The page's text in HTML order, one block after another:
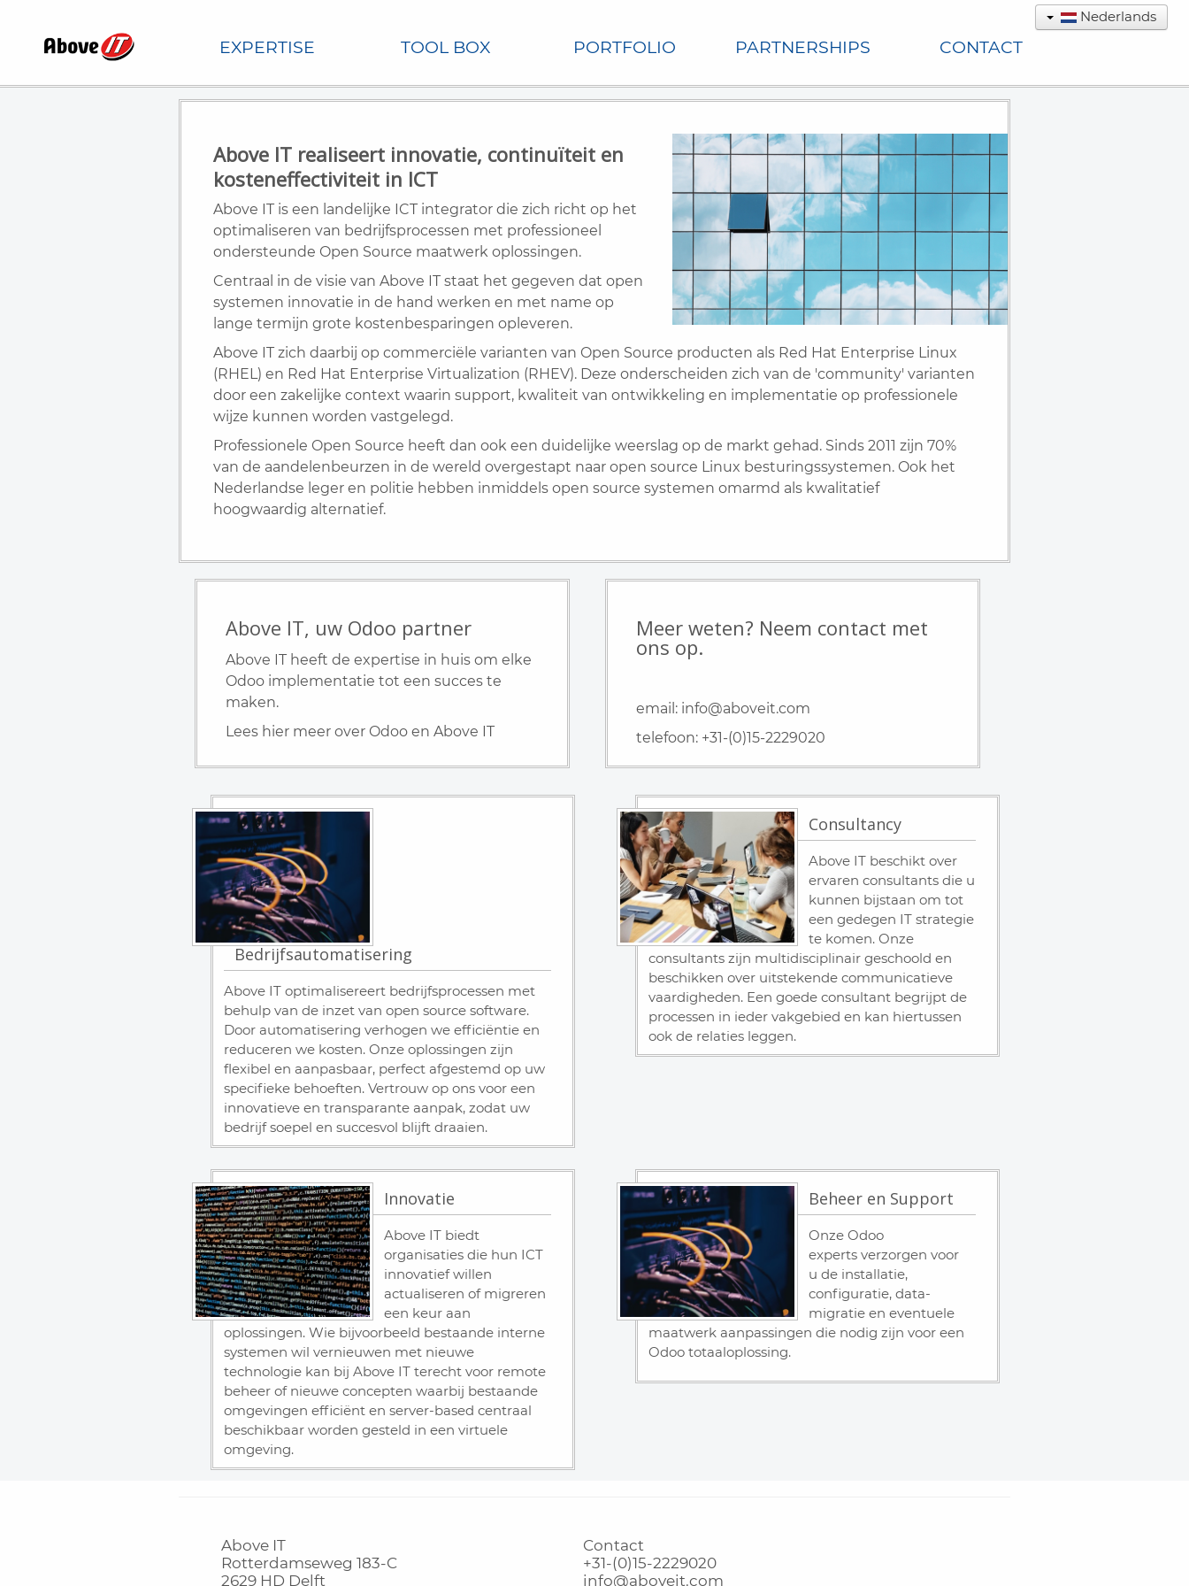
Nederlands
EXPERTISE TOOL BOX PORTFOLIO PARTNERSHIPS CONTACT
Above IT realiseert innovatie, continuïteit en
kosteneffectiviteit in ICT
Above IT is een landelijke ICT integrator die zich richt op het
optimaliseren van bedrijfsprocessen met professioneel
ondersteunde Open Source maatwerk oplossingen.
Centraal in de visie van Above IT staat het gegeven dat open
systemen innovatie in de hand werken en met name op
lange termijn grote kostenbesparingen opleveren.
Above IT zich daarbij op commerciële varianten van Open Source producten als Red Hat Enterprise Linux
(RHEL) en Red Hat Enterprise Virtualization (RHEV). Deze onderscheiden zich van de 'community' varianten
door een zakelijke context waarin support, kwaliteit van ontwikkeling en implementatie op professionele
wijze kunnen worden vastgelegd.
Professionele Open Source heeft dan ook een duidelijke weerslag op de markt gehad. Sinds 2011 zijn 70%
van de aandelenbeurzen in de wereld overgestapt naar open source Linux besturingssystemen. Ook het
Nederlandse leger en politie hebben inmiddels open source systemen omarmd als kwalitatief
hoogwaardig alternatief.
Above IT, uw Odoo partner
Above IT heeft de expertise in huis om elke
Odoo implementatie tot een succes te
maken.
Lees hier meer over Odoo en Above IT
Meer weten? Neem contact met
ons op.
email: info@aboveit.com
telefoon: +31-(0)15-2229020
Bedrijfsautomatisering
Above IT optimalisereert bedrijfsprocessen met
behulp van de inzet van open source software.
Door automatisering verhogen we efficiëntie en
reduceren we kosten. Onze oplossingen zijn
flexibel en aanpasbaar, perfect afgestemd op uw
specifieke behoeften. Vertrouw op ons voor een
innovatieve en transparante aanpak, zodat uw
bedrijf soepel en succesvol blijft draaien.
Consultancy
Above IT beschikt over
ervaren consultants die u
kunnen bijstaan om tot
een gedegen IT strategie
te komen. Onze
consultants zijn multidisciplinair geschoold en
beschikken over uitstekende communicatieve
vaardigheden. Een goede consultant begrijpt de
processen in ieder vakgebied en kan hiertussen
ook de relaties leggen.
Innovatie
Above IT biedt
organisaties die hun ICT
innovatief willen
actualiseren of migreren
een keur aan
oplossingen. Wie bijvoorbeeld bestaande interne
systemen wil vernieuwen met nieuwe
technologie kan bij Above IT terecht voor remote
beheer of nieuwe concepten waarbij bestaande
omgevingen efficiënt en server-based centraal
beschikbaar worden gesteld in een virtuele
omgeving.
Beheer en Support
Onze Odoo
experts verzorgen voor
u de installatie,
configuratie, data-
migratie en eventuele
maatwerk aanpassingen die nodig zijn voor een
Odoo totaaloplossing.
Above IT
Rotterdamseweg 183-C
2629 HD Delft
Contact
+31-(0)15-2229020
info@aboveit.com